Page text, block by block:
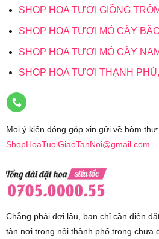
SHOP HOA TƯƠI GIỒNG
SHOP HOA TƯƠI MỎ CÀY
SHOP HOA TƯƠI MỎ CÀY
SHOP HOA TƯƠI THẠNH
Mọi ý kiến đóng góp xin gửi về hòm thư:
ShopHoaTuoiGiaoTanNoi@gmail.com
Chẳng phải đợi lâu, bạn chỉ cần điện
tận nơi trong nội thành phố trong chưa